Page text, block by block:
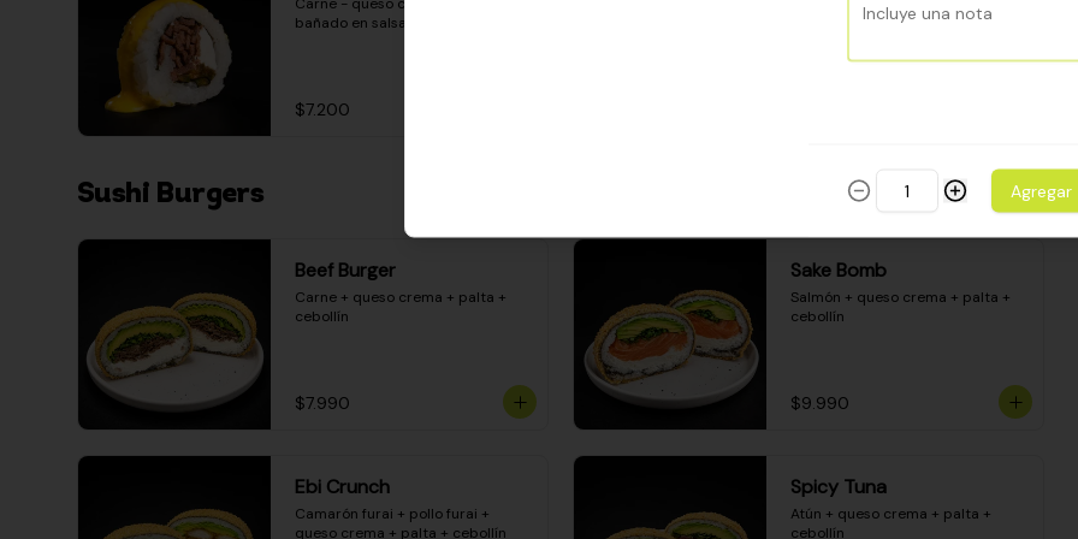
bañado en salsa huancaína
$7.200
envuelto en palta - cubierto de
salsa acevichada
Sushi Burgers
Beef Burger
Carne + queso crema + palta +
cebollín
$7.990
Sake Bomb
Salmón + queso crema + palta +
cebollín
$9.990
Ebi Crunch
Camarón furai + pollo furai +
queso crema + palta + cebollín
Spicy Tuna
Atún + queso crema + palta +
cebollín
Agregar